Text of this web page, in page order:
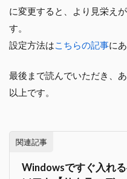
に変更すると、より見栄え
す。
設定方法はこちらの記事に
最後まで読んでいただき、
以上です。
関連記事
Windowsですぐ入れ